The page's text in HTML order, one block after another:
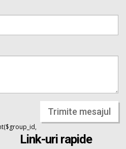
Trimite mesajul
Link-uri rapide